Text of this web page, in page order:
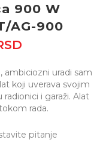
900 W
AG-900
ambiciozni uradi sam
koji uverava svojim
i garaži. Alat
rada.
pitanje